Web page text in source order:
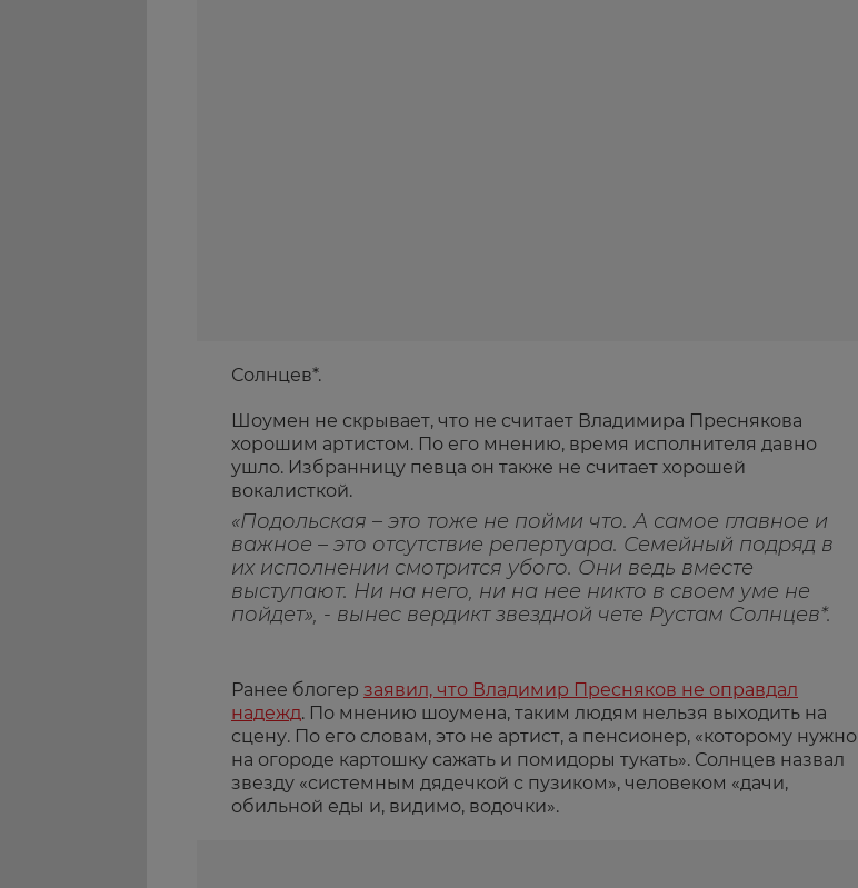
Солнцев*.
Шоумен не скрывает, что не считает Владимира Преснякова
хорошим артистом. По его мнению, время исполнителя давно
ушло. Избранницу певца он также не считает хорошей
вокалисткой.
«Подольская – это тоже не пойми что. А самое главное и
важное – это отсутствие репертуара. Семейный подряд в
их исполнении смотрится убого. Они ведь вместе
выступают. Ни на него, ни на нее никто в своем уме не
пойдет», - вынес вердикт звездной чете Рустам Солнцев*.
Ранее блогер заявил, что Владимир Пресняков не оправдал
надежд. По мнению шоумена, таким людям нельзя выходить на
сцену. По его словам, это не артист, а пенсионер, «которому нужно
на огороде картошку сажать и помидоры тукать». Солнцев назвал
звезду «системным дядечкой с пузиком», человеком «дачи,
обильной еды и, видимо, водочки».